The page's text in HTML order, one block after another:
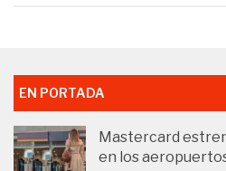
EN PORTADA
Mastercard
en los